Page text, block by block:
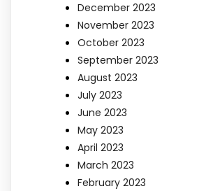
December 2023
November 2023
October 2023
September 2023
August 2023
July 2023
June 2023
May 2023
April 2023
March 2023
February 2023